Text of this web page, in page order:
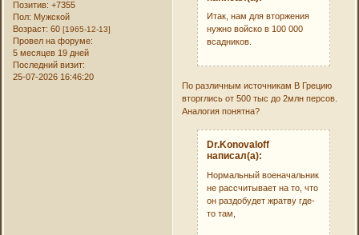
Позитив: +7355
Пол: Мужской
Возраст: 60[1965-12-13]
Провел на форуме:
5 месяцев 19 дней
Последний визит:
25-07-2026 16:46:20
Итак, нам для вторжения
нужно войско в 100 000
всадников.
По различным источникам В Грецию
вторглись от 500 тыс до 2млн персов.
Аналогия понятна?
Dr.Konovaloff
написал(а):
Нормальный военачальник
не рассчитывает на то, что
он раздобудет жратву где-
то там,